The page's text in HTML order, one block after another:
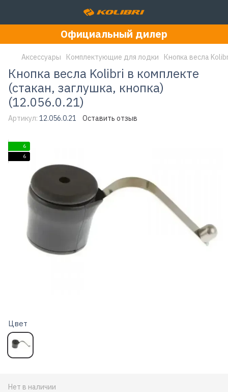
Официальный дилер
Аксессуары Комплектующие для лодки Кнопка весла
Кнопка весла Kolibri в комплекте
(стакан, заглушка, кнопка)
(12.056.0.21)
Артикул: 12.056.0.21 Оставить отзыв
6
6
Цвет
Нет в наличии